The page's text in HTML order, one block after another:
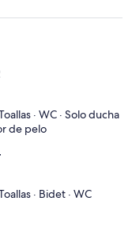
· WC · Solo ducha
de pelo
· Bidet · WC